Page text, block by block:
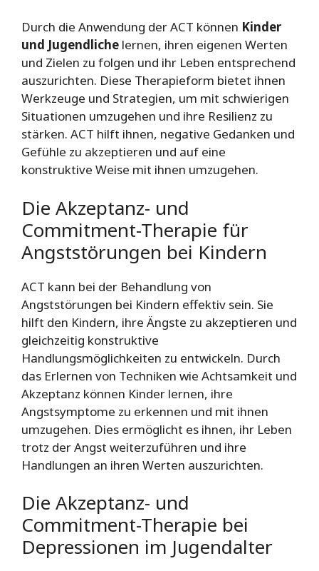
Durch die Anwendung der ACT können Kinder
und Jugendliche lernen, ihren eigenen Werten
und Zielen zu folgen und ihr Leben entsprechend
auszurichten. Diese Therapieform bietet ihnen
Werkzeuge und Strategien, um mit schwierigen
Situationen umzugehen und ihre Resilienz zu
stärken. ACT hilft ihnen, negative Gedanken und
Gefühle zu akzeptieren und auf eine
konstruktive Weise mit ihnen umzugehen.
Die Akzeptanz- und
Commitment-Therapie für
Angststörungen bei Kindern
ACT kann bei der Behandlung von
Angststörungen bei Kindern effektiv sein. Sie
hilft den Kindern, ihre Ängste zu akzeptieren und
gleichzeitig konstruktive
Handlungsmöglichkeiten zu entwickeln. Durch
das Erlernen von Techniken wie Achtsamkeit und
Akzeptanz können Kinder lernen, ihre
Angstsymptome zu erkennen und mit ihnen
umzugehen. Dies ermöglicht es ihnen, ihr Leben
trotz der Angst weiterzuführen und ihre
Handlungen an ihren Werten auszurichten.
Die Akzeptanz- und
Commitment-Therapie bei
Depressionen im Jugendalter